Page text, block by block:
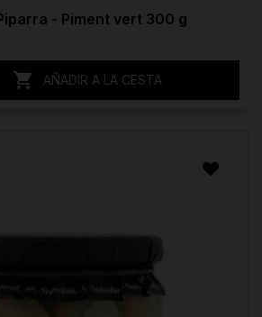
- Piment vert 300 g
 AÑADIR A LA CESTA